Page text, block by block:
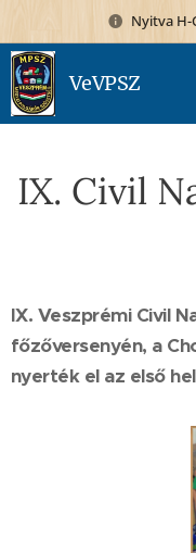
Nyitva H-
VeVPSZ
IX. Civil
IX. Veszprémi Civil
főzőversenyén, a
nyerték el az első